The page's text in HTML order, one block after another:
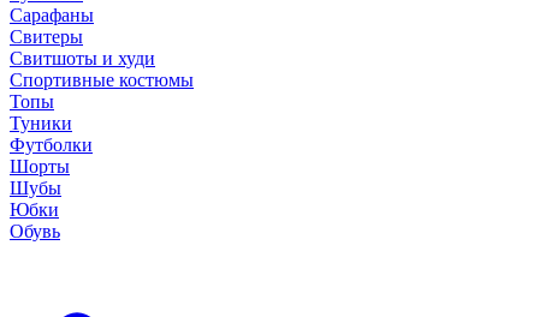
Сарафаны
Свитеры
Свитшоты и худи
Спортивные костюмы
Топы
Туники
Футболки
Шорты
Шубы
Юбки
Обувь